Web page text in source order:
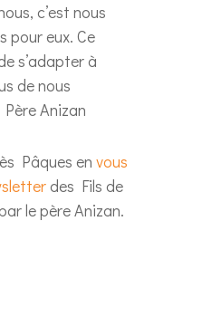
c’est nous
pour eux. Ce
s’adapter à
de nous
Anizan
Pâques en vous
des Fils de
le père Anizan.